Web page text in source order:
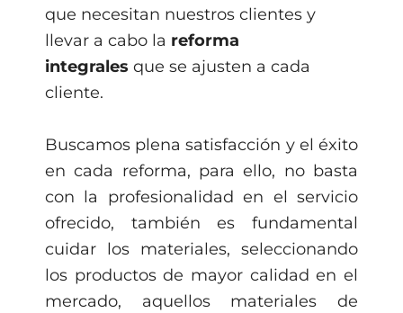
que necesitan nuestros clientes y
llevar a cabo la reforma
integrales que se ajusten a cada
cliente.
Buscamos plena satisfacción y el éxito
en cada reforma, para ello, no basta
con la profesionalidad en el servicio
ofrecido, también es fundamental
cuidar los materiales, seleccionando
los productos de mayor calidad en el
mercado, aquellos materiales de